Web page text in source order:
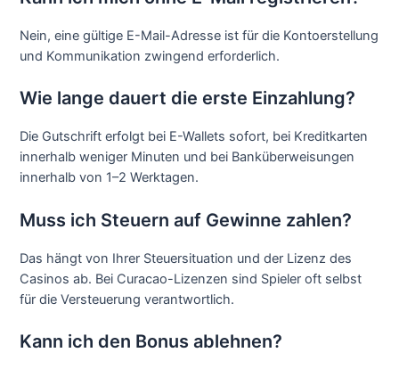
Nein, eine gültige E-Mail-Adresse ist für die Kontoerstellung
und Kommunikation zwingend erforderlich.
Wie lange dauert die erste Einzahlung?
Die Gutschrift erfolgt bei E-Wallets sofort, bei Kreditkarten
innerhalb weniger Minuten und bei Banküberweisungen
innerhalb von 1–2 Werktagen.
Muss ich Steuern auf Gewinne zahlen?
Das hängt von Ihrer Steuersituation und der Lizenz des
Casinos ab. Bei Curacao-Lizenzen sind Spieler oft selbst
für die Versteuerung verantwortlich.
Kann ich den Bonus ablehnen?